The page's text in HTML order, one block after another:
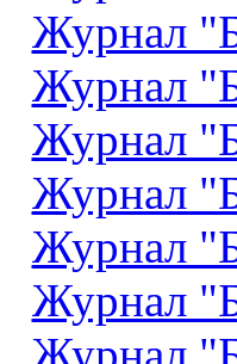
Журнал
Журнал
Журнал
Журнал
Журнал
Журнал